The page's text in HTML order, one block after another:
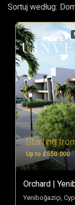
Sortuj według:
Starting
Up to £550.000
Orchard |
Yeniboğaziçi,